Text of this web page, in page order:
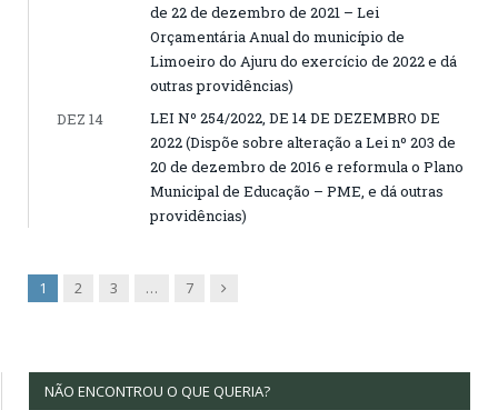
de 22 de dezembro de 2021 – Lei
Orçamentária Anual do município de
Limoeiro do Ajuru do exercício de 2022 e dá
outras providências)
DEZ 14
LEI Nº 254/2022, DE 14 DE DEZEMBRO DE
2022 (Dispõe sobre alteração a Lei nº 203 de
20 de dezembro de 2016 e reformula o Plano
Municipal de Educação – PME, e dá outras
providências)
1 2 3 … 7 Next
NÃO ENCONTROU O QUE QUERIA?